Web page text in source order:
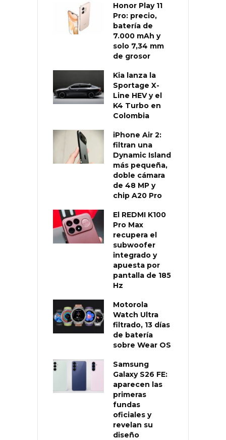
Honor Play 11
Pro: precio,
batería de
7.000 mAh y
solo 7,34 mm
de grosor
Kia lanza la
Sportage X-
Line HEV y el
K4 Turbo en
Colombia
iPhone Air 2:
filtran una
Dynamic Island
más pequeña,
doble cámara
de 48 MP y
chip A20 Pro
El REDMI K100
Pro Max
recupera el
subwoofer
integrado y
apuesta por
pantalla de 185
Hz
Motorola
Watch Ultra
filtrado, 13 días
de batería
sobre Wear OS
Samsung
Galaxy S26 FE:
aparecen las
primeras
fundas
oficiales y
revelan su
diseño